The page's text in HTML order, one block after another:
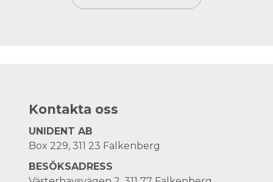
Kontakta oss
UNIDENT AB
Box 229, 311 23 Falkenberg
BESÖKSADRESS